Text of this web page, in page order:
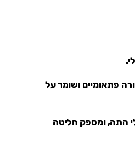
פתאומיים ושומר על
התה, ומספק חליטה